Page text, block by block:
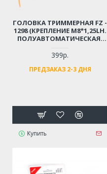
ГОЛОВКА ТРИММЕРНАЯ FZ -
1298 (КРЕПЛЕНИЕ М8*1,25LH.
ПОЛУАВТОМАТИЧЕСКАЯ.
ДО 3,0ММ. АНАЛОГ HUS T-25
MINI) М8*1,25L БЛИСТЕР
399р.
ПРЕДЗАКАЗ 2-3 ДНЯ
Купить